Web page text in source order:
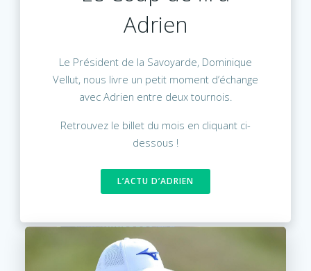
Adrien
Le Président de la Savoyarde, Dominique
Vellut, nous livre un petit moment d’échange
avec Adrien entre deux tournois.
Retrouvez le billet du mois en cliquant ci-
dessous !
L’ACTU D’ADRIEN